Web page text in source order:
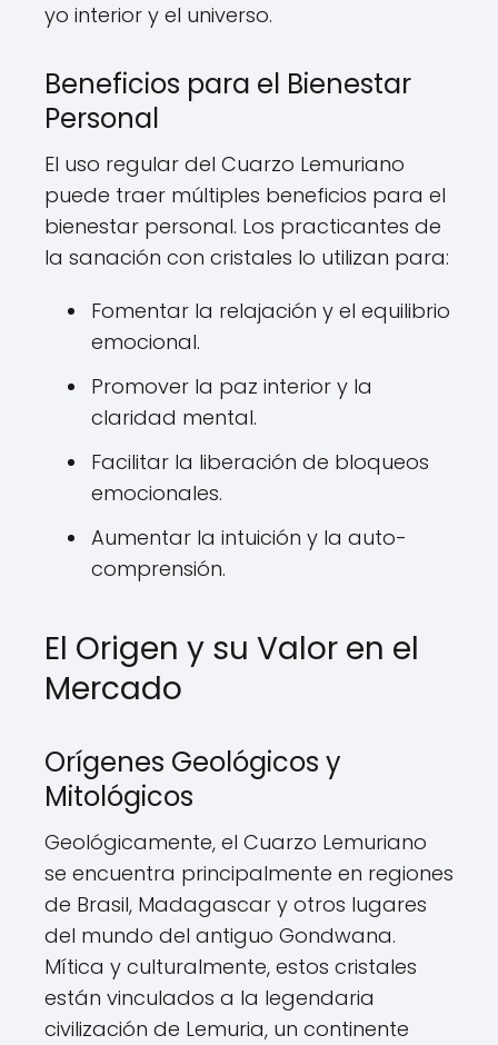
yo interior y el universo.
Beneficios para el Bienestar
Personal
El uso regular del Cuarzo Lemuriano
puede traer múltiples beneficios para el
bienestar personal. Los practicantes de
la sanación con cristales lo utilizan para:
Fomentar la relajación y el equilibrio
emocional.
Promover la paz interior y la
claridad mental.
Facilitar la liberación de bloqueos
emocionales.
Aumentar la intuición y la auto-
comprensión.
El Origen y su Valor en el
Mercado
Orígenes Geológicos y
Mitológicos
Geológicamente, el Cuarzo Lemuriano
se encuentra principalmente en regiones
de Brasil, Madagascar y otros lugares
del mundo del antiguo Gondwana.
Mítica y culturalmente, estos cristales
están vinculados a la legendaria
civilización de Lemuria, un continente